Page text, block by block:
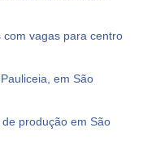
vagas para centro
em São
produção em São